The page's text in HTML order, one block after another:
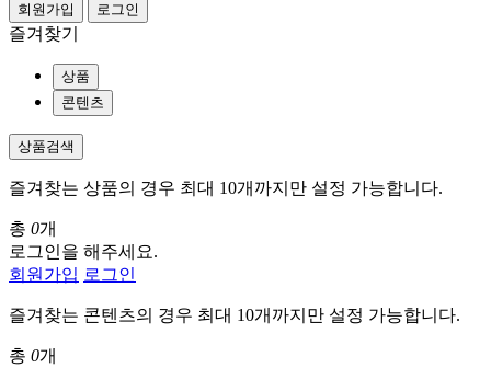
회원가입 로그인
즐겨찾기
상품
콘텐츠
상품검색
즐겨찾는 상품의 경우 최대 10개까지만 설정 가능합니다.
총 0개
로그인을 해주세요.
회원가입 로그인
즐겨찾는 콘텐츠의 경우 최대 10개까지만 설정 가능합니다.
총 0개